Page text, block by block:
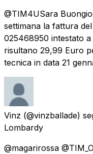
@TIM4USara
settimana la fattura
025468950 intestato
risultano 29,99 Euro
tecnica in data 21
Vinz (@vinzballade)
Lombardy
@magarirossa